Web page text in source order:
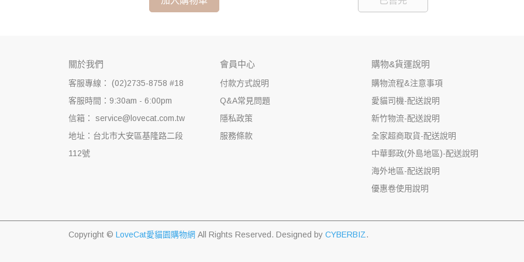
關於我們
客服專線： (02)2735-8758 #18
客服時間：9:30am - 6:00pm
信箱： service@lovecat.com.tw
地址：台北市大安區基隆路二段
112號
會員中心
付款方式說明
Q&A常見問題
隱私政策
服務條款
購物&貨運說明
購物流程&注意事項
愛貓司機-配送說明
新竹物流-配送說明
全家超商取貨-配送說明
中華郵政(外島地區)-配送說明
海外地區-配送說明
優惠卷使用說明
Copyright © LoveCat愛貓園購物網 All Rights Reserved. Designed by CYBERBIZ.